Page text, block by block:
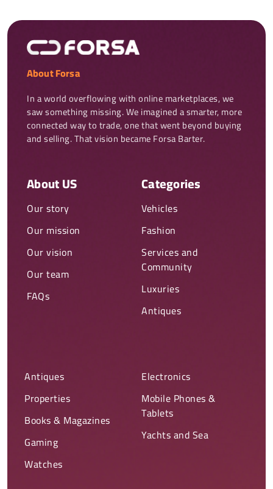
About Forsa
In a world overflowing with online marketplaces, we
saw something missing. We imagined a smarter, more
connected way to trade, one that went beyond buying
and selling. That vision became Forsa Barter.
About US
Our story
Our mission
Our vision
Our team
FAQs
Categories
Vehicles
Fashion
Services and
Community
Luxuries
Antiques
Antiques
Properties
Books & Magazines
Gaming
Watches
Electronics
Mobile Phones &
Tablets
Yachts and Sea